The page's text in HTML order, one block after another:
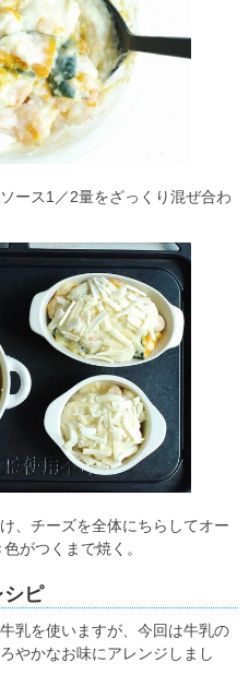
ース1／2量をざっくり混ぜ合わ
、チーズを全体にちらしてオー
がつくまで焼く。
シピ
乳を使いますが、今回は牛乳の
やかなお味にアレンジしまし